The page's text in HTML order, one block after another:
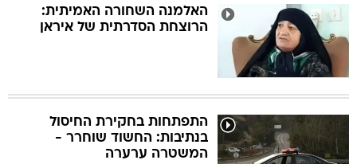
האלמנה השחורה האמיתית:
הרוצחת הסדרתית של איראן
התפתחות בחקירת החיסול
בנתיבות: החשוד שוחרר -
המשטרה ערערה